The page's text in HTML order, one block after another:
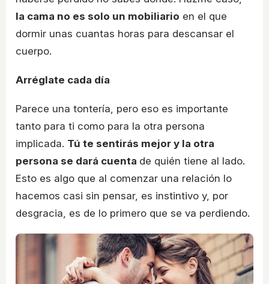
la cama no es solo un mobiliario en el que
dormir unas cuantas horas para descansar el
cuerpo.
Arréglate cada día
Parece una tontería, pero eso es importante
tanto para ti como para la otra persona
implicada. Tú te sentirás mejor y la otra
persona se dará cuenta de quién tiene al lado.
Esto es algo que al comenzar una relación lo
hacemos casi sin pensar, es instintivo y, por
desgracia, es de lo primero que se va perdiendo.